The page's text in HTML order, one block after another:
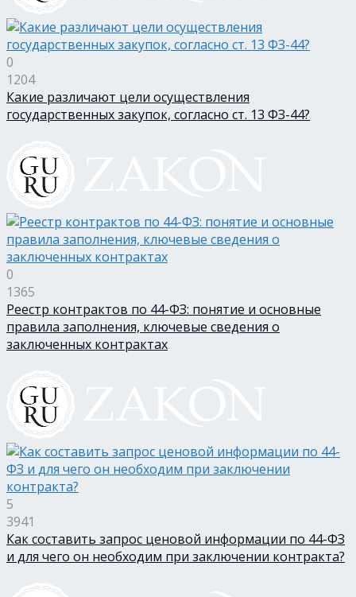
0
1204
Какие различают цели осуществления
государственных закупок, согласно ст. 13 ФЗ-44?
0
1365
Реестр контрактов по 44-ФЗ: понятие и основные
правила заполнения, ключевые сведения о
заключенных контрактах
5
3941
Как составить запрос ценовой информации по 44-ФЗ
и для чего он необходим при заключении контракта?